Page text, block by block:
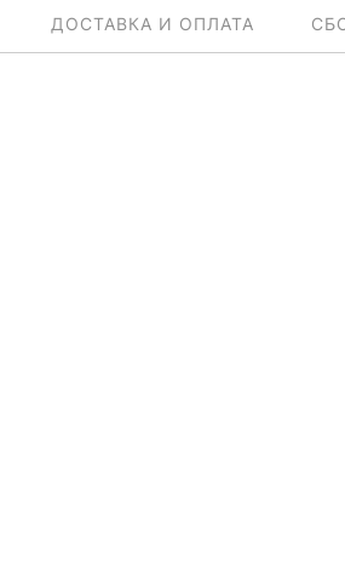
ДОСТАВКА И ОПЛАТА